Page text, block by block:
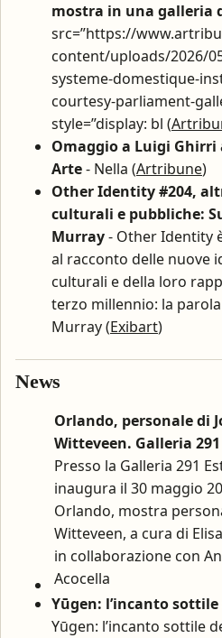
mostra in una galleria
src=”https://
content/uploads/2026/
systeme-domestique-
courtesy-parliament-
style=”display: bl (
Omaggio a Luigi Ghirri
Arte- Nella (Artribune)
Other Identity #204,
culturali e pubbliche:
Murray- Other Identity
al racconto delle nuove
culturali e della loro
terzo millennio: la parola
Murray (Exibart)
News
Orlando, personale di
Witteveen. Galleria
Presso la Galleria 291
inaugura il 30 maggio
Orlando, mostra
Witteveen, a cura di
in collaborazione con
Acocella
Yūgen: l’incanto
Yūgen: l’incanto sottile